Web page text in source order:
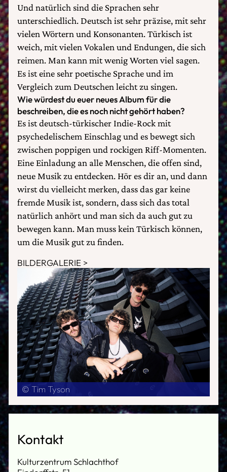
Und natürlich sind die Sprachen sehr
unterschiedlich. Deutsch ist sehr präzise, mit sehr
vielen Wörtern und Konsonanten. Türkisch ist
weich, mit vielen Vokalen und Endungen, die sich
reimen. Man kann mit wenig Worten viel sagen.
Es ist eine sehr poetische Sprache und im
Vergleich zum Deutschen leicht zu singen.
Wie würdest du euer neues Album für die
beschreiben, die es noch nicht gehört haben?
Es ist deutsch-türkischer Indie-Rock mit
psychedelischem Einschlag und es bewegt sich
zwischen poppigen und rockigen Riff-Momenten.
Eine Einladung an alle Menschen, die offen sind,
neue Musik zu entdecken. Hör es dir an, und dann
wirst du vielleicht merken, dass das gar keine
fremde Musik ist, sondern, dass sich das total
natürlich anhört und man sich da auch gut zu
bewegen kann. Man muss kein Türkisch können,
um die Musik gut zu finden.
BILDERGALERIE
© Tim Tyson
Kontakt
Kulturzentrum Schlachthof